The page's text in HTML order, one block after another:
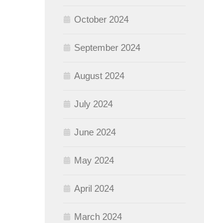
October 2024
September 2024
August 2024
July 2024
June 2024
May 2024
April 2024
March 2024